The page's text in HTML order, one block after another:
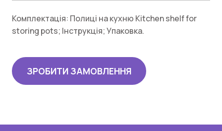
Комплектація: Полиці на кухню Kitchen shelf for
storing pots; Інструкція; Упаковка.
ЗРОБИТИ ЗАМОВЛЕННЯ